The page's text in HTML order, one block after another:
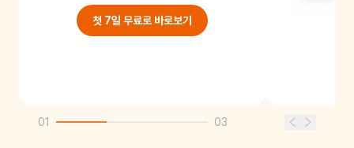
첫 7일 무료로 바로보기
01 03